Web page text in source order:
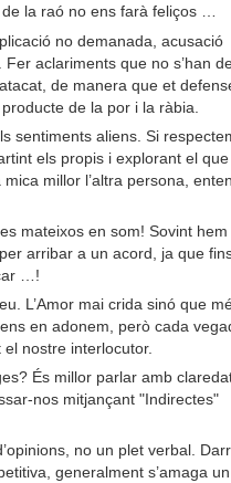
la raó no ens farà feliços …
no demanada, acusació
aclariments que no s’han
de manera que et
de la por i la ràbia.
sentiments aliens. Si
els propis i explorant el
millor l’altra persona,
mateixos en som! Sovint hem
arribar a un acord, ja que
…!
L’Amor mai crida sinó que
en adonem, però cada
nostre interlocutor.
És millor parlar amb
nos mitjançant "Indirectes"
no un plet verbal.
generalment s’amaga